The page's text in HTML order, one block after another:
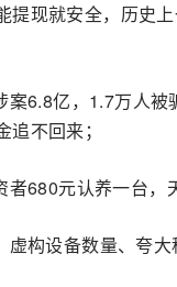
提现就安全，历史
案6.8亿，1.7万人
不回来；
680元认养一台，
构设备数量、夸